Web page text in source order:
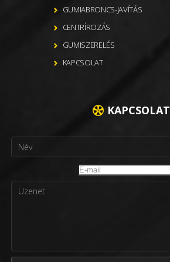
GUMIABRONCS-JAVÍTÁS
CENTRÍROZÁS
GUMISZERELÉS
KAPCSOLAT
KAPCSOLAT